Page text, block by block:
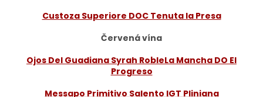
Custoza Superiore DOC Tenuta la Presa
Červená vína
Ojos Del Guadiana Syrah RobleLa Mancha DO El
Progreso
Messapo Primitivo Salento IGT Pliniana